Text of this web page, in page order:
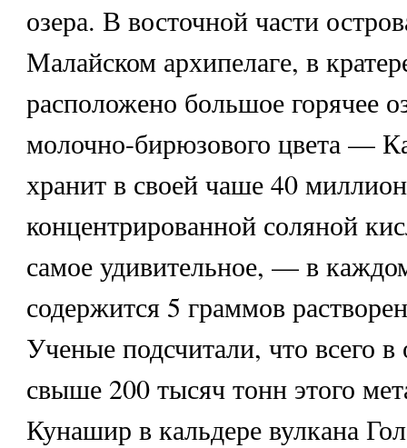
озера. В восточной части
Малайском архипелаге, в
расположено большое горячее
молочно-бирюзового цвета —
хранит в своей чаше 40
концентрированной соляной
самое удивительное, — в
содержится 5 граммов
Ученые подсчитали, что всего в
свыше 200 тысяч тонн этого
Кунашир в кальдере вулкана